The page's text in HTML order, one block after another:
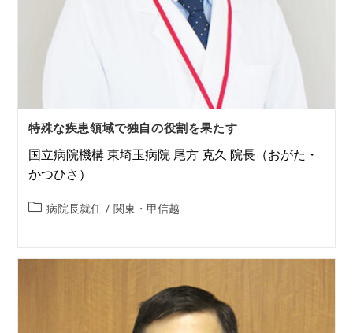
特殊な疾患領域で独自の役割を果たす
国立病院機構 東埼玉病院 尾方 克久 院長（おがた・
かつひさ）
病院長就任 / 関東・甲信越